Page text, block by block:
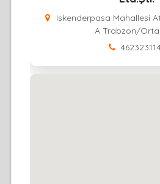
Iskenderpasa Mahallesi
A Trabzon/